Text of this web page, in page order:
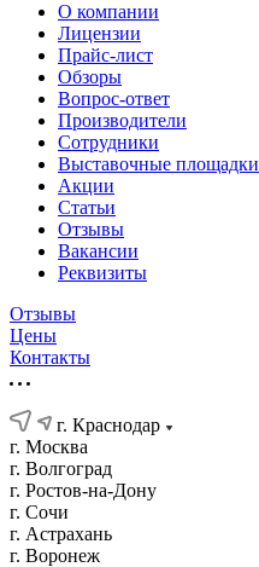
О компании
Лицензии
Прайс-лист
Обзоры
Вопрос-ответ
Производители
Сотрудники
Выставочные площадки
Акции
Статьи
Отзывы
Вакансии
Реквизиты
Отзывы
Цены
Контакты
г. Краснодар
г. Москва
г. Волгоград
г. Ростов-на-Дону
г. Сочи
г. Астрахань
г. Воронеж